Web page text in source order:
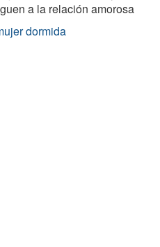
a la relación amorosa
dormida